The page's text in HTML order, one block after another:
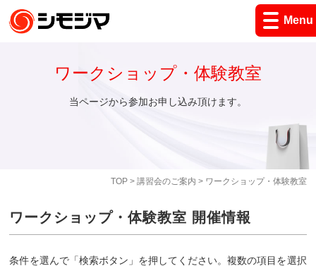
Menu
TOP> 講習会のご案内 > ワークショップ・体験教室
ワークショップ・体験教室
当ページから参加お申し込み頂けます。
ワークショップ・体験教室 開催情報
条件を選んで「検索ボタン」を押してください。複数の項目を選択